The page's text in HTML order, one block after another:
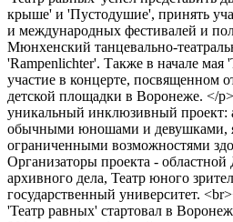
крыше' и 'Пустодушие', принять
и международных фестивалей и
Мюнхенский танцевально-
'Rampenlichter'. Также в начале мая
участие в концерте, посвященном
детской площадки в Воронеже. </
уникальный инклюзивный проект:
обычными юношами и девушками,
ограниченными возможностями
Организаторы проекта - областной
архивного дела, Театр юного
государственный университет.
'Театр равных' стартовал в